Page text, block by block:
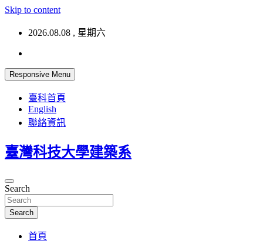
Skip to content
2026.08.08 , 星期六
Responsive Menu
臺科首頁
English
聯絡資訊
臺灣科技大學建築系
Search
Search
首頁